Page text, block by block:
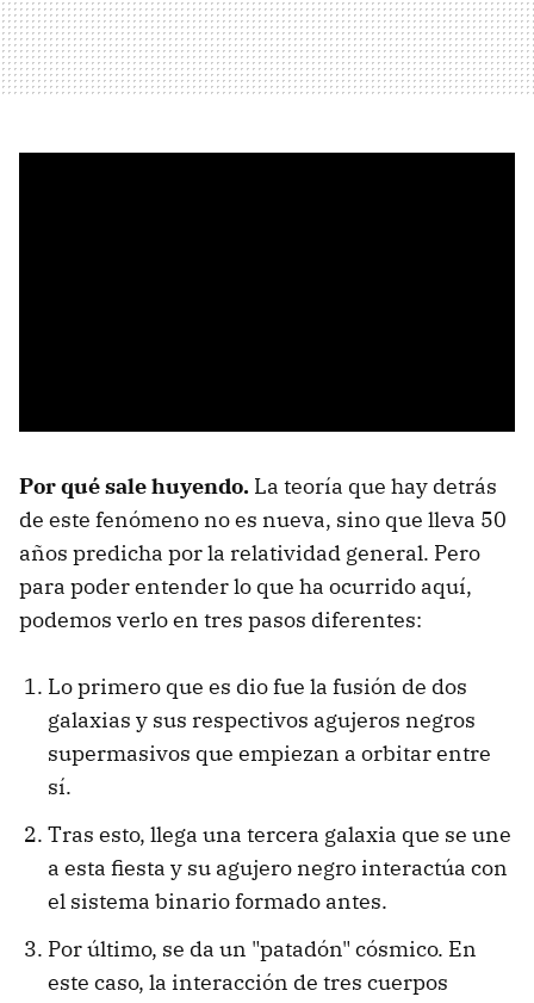
Por qué sale huyendo. La teoría que hay detrás
de este fenómeno no es nueva, sino que lleva 50
años predicha por la relatividad general. Pero
para poder entender lo que ha ocurrido aquí,
podemos verlo en tres pasos diferentes:
Lo primero que es dio fue la fusión de dos
galaxias y sus respectivos agujeros negros
supermasivos que empiezan a orbitar entre
sí.
Tras esto, llega una tercera galaxia que se une
a esta fiesta y su agujero negro interactúa con
el sistema binario formado antes.
Por último, se da un "patadón" cósmico. En
este caso, la interacción de tres cuerpos